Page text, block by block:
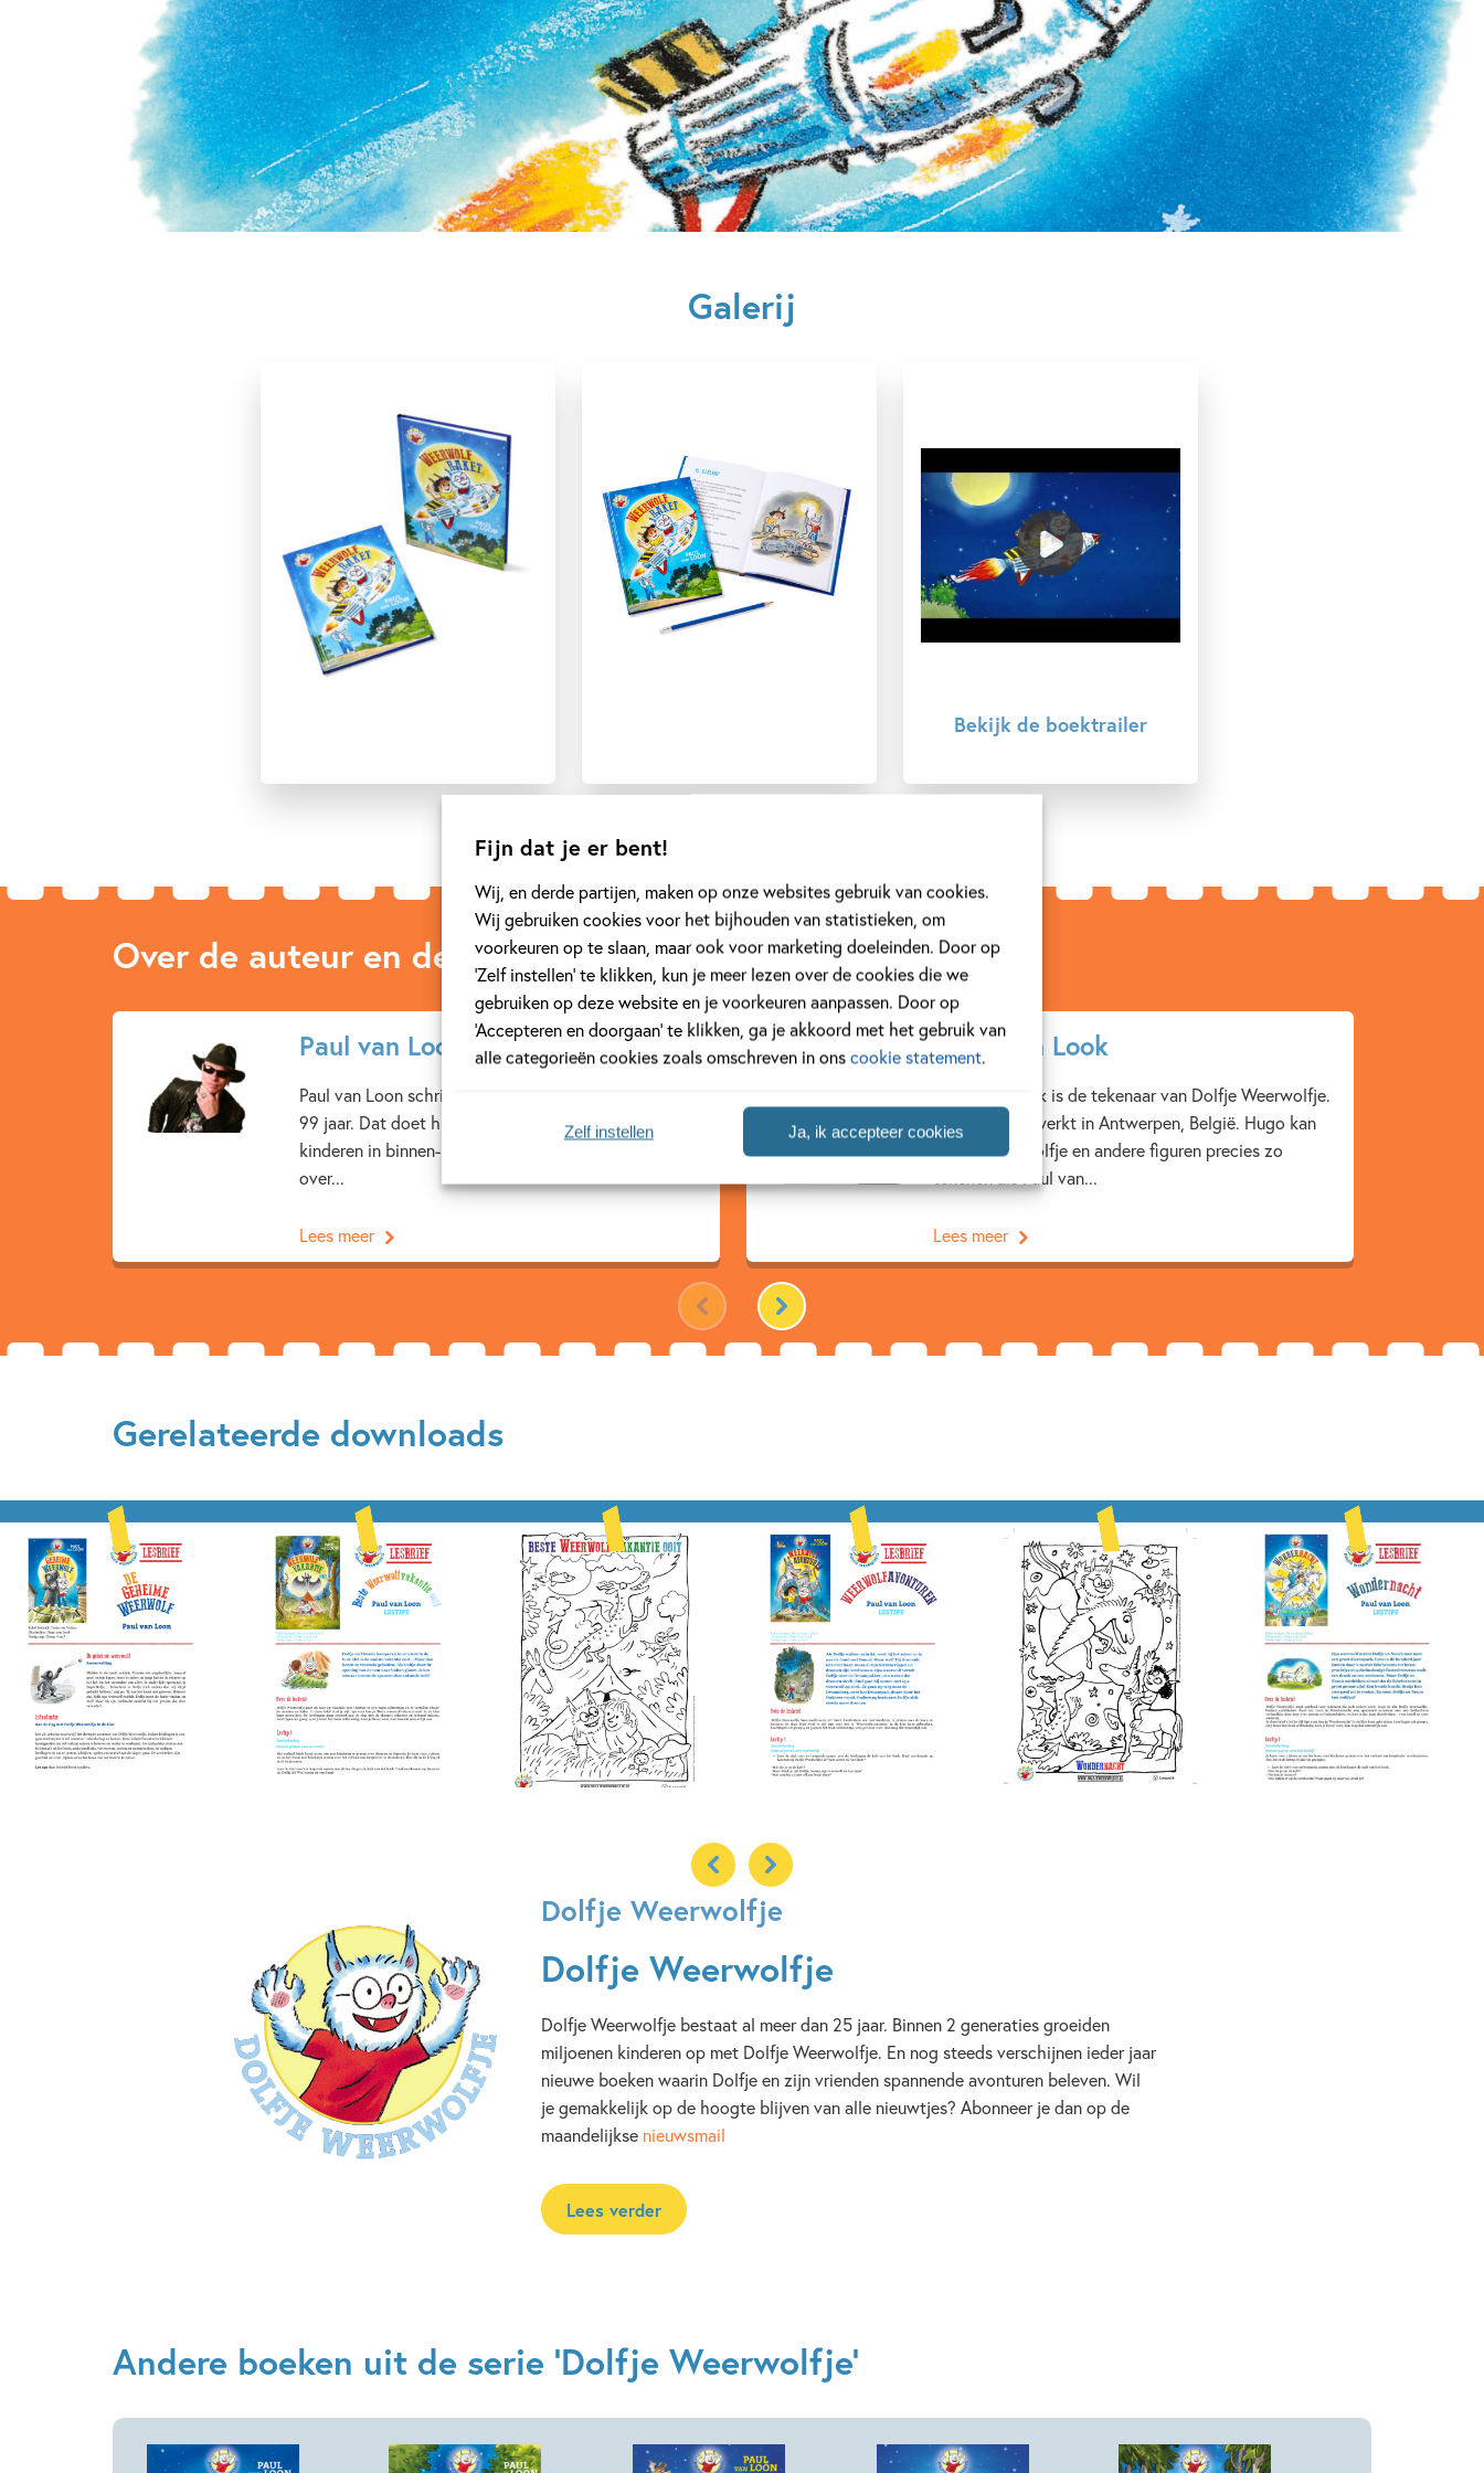
Fijn dat je er bent!
Wij, en derde partijen, maken op onze websites gebruik van cookies.
Wij gebruiken cookies voor het bijhouden van statistieken, om
voorkeuren op te slaan, maar ook voor marketing doeleinden. Door op
‘Zelf instellen’ te klikken, kun je meer lezen over de cookies die we
gebruiken op deze website en je voorkeuren aanpassen. Door op
‘Accepteren en doorgaan’ te klikken, ga je akkoord met het gebruik van
alle categorieën cookies zoals omschreven in onscookie statement.
Ja, ik accepteer cookies
Zelf instellen
Uitgever:
Leopold
Verschijningsdatum: 24-02-2021
Kenmerken van dit boek
7 – 9 jaar 9 – 12 jaar Actie & avontuur
Dagelijks leven
Dieren & natuur
Fantasie Fantasie & magie
Reizen & (verre) landen
Sprookjes, mythen & legendes
Vriendschap
Paul van Loon
Galerij
Bekijk de boektrailer
Over de auteur en de illustrator
Paul van Loon
Paul van Loon schrijft boeken voor kinderen van 7 tot
99 jaar. Dat doet hij al meer dan 35 jaar. Miljoenen
kinderen in binnen- en buitenland kennen zijn boeken
over...
Lees meer
Hugo van Look
Hugo van Look is de tekenaar van Dolfje Weerwolfje.
Hij woont en werkt in Antwerpen, België. Hugo kan
Dolfje Weerwolfje en andere figuren precies zo
tekenen als Paul van...
Lees meer
Gerelateerde downloads
Dolfje Weerwolfje
Dolfje Weerwolfje
Dolfje Weerwolfje bestaat al meer dan 25 jaar. Binnen 2 generaties groeiden
miljoenen kinderen op met Dolfje Weerwolfje. En nog steeds verschijnen ieder jaar
nieuwe boeken waarin Dolfje en zijn vrienden spannende avonturen beleven. Wil
je gemakkelijk op de hoogte blijven van alle nieuwtjes? Abonneer je dan op de
maandelijkse nieuwsmail
Lees verder
Andere boeken uit de serie 'Dolfje Weerwolfje'